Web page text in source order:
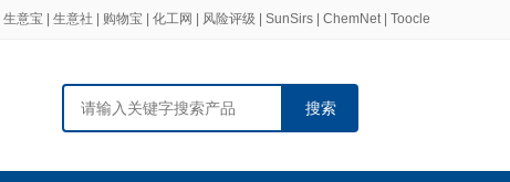
生意宝 生意社 购物宝 化工网 风险评级 SunSirs ChemNet| Toocle
搜索